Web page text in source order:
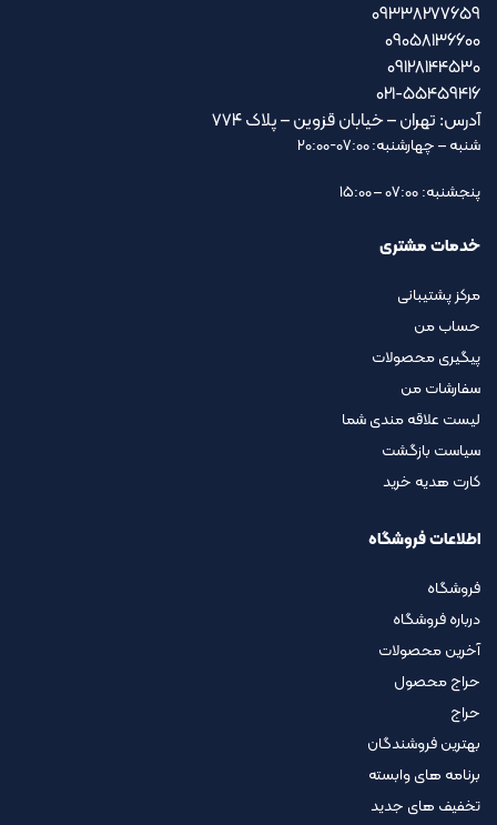
09338277659
09058136600
09128144530
021-55459416
آدرس: تهران – خیابان قزوین – پلاک ۷۷۴
شنبه – چهارشنبه: 07:00-20:00
پنجشنبه: 07:00 – 15:00
خدمات مشتری
مرکز پشتیبانی
حساب من
پیگیری محصولات
سفارشات من
لیست علاقه مندی شما
سیاست بازگشت
کارت هدیه خرید
اطلاعات فروشگاه
فروشگاه
درباره فروشگاه
آخرین محصولات
حراج محصول
حراج
بهترین فروشندگان
برنامه های وابسته
تخفیف های جدید